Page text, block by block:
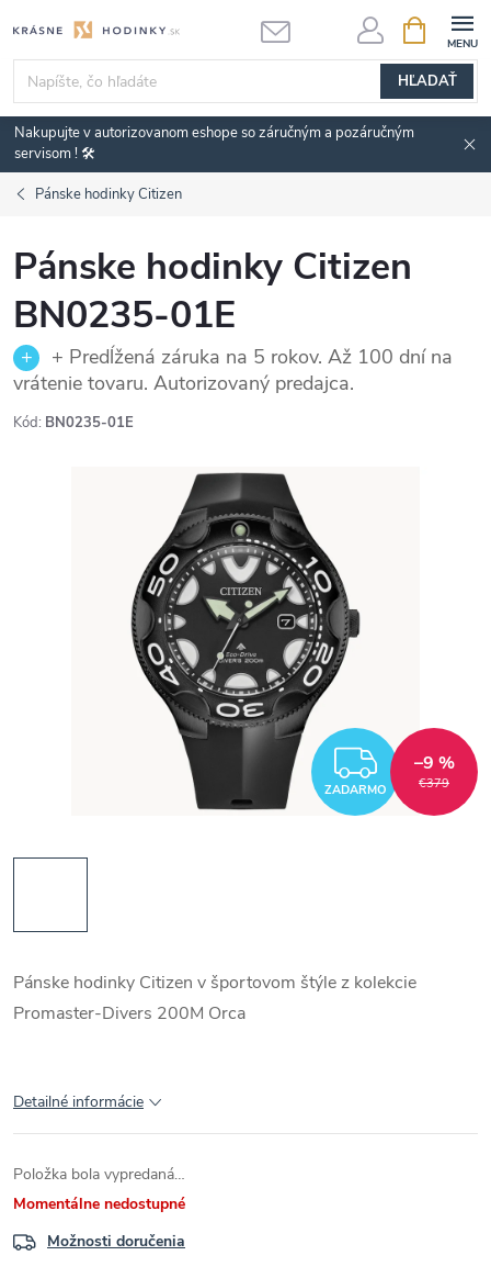
na
obsah
HĽADAŤ
KOŠÍK
Nakupujte v autorizovanom eshope so záručným a pozáručným
servisom ! 🛠️
Pánske hodinky Citizen
Pánske hodinky Citizen
BN0235-01E
+ Predĺžená záruka na 5 rokov. Až 100 dní na
vrátenie tovaru. Autorizovaný predajca.
Kód: BN0235-01E
ZADARMO €379
–9 %
Pánske hodinky Citizen v športovom štýle z kolekcie
Promaster-Divers 200M Orca
Detailné informácie
Položka bola vypredaná…
Momentálne nedostupné
Možnosti doručenia